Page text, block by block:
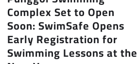
Complex Set to Open
Soon: SwimSafe Opens
Early Registration for
Swimming Lessons at the